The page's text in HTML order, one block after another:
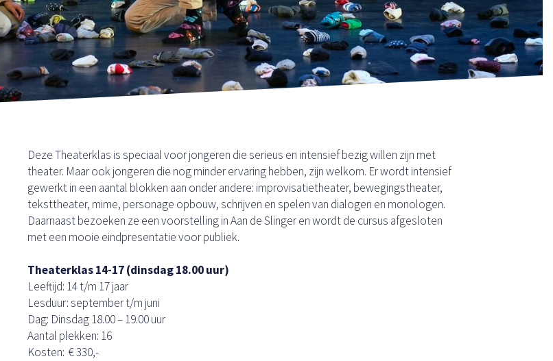
Deze Theaterklas is speciaal voor jongeren die serieus en intensief bezig willen zijn met
theater. Maar ook jongeren die nog minder ervaring hebben, zijn welkom. Er wordt intensief
gewerkt in een aantal blokken aan onder andere: improvisatietheater, bewegingstheater,
teksttheater, mime, personage opbouw, schrijven en spelen van dialogen en monologen.
Daarnaast bezoeken ze een voorstelling in Aan de Slinger en wordt de cursus afgesloten
met een mooie eindpresentatie voor publiek.
Theaterklas 14-17 (dinsdag 18.00 uur)
Leeftijd: 14 t/m 17 jaar
Lesduur: september t/m juni
Dag: Dinsdag 18.00 – 19.00 uur
Aantal plekken: 16
Kosten: € 330,-